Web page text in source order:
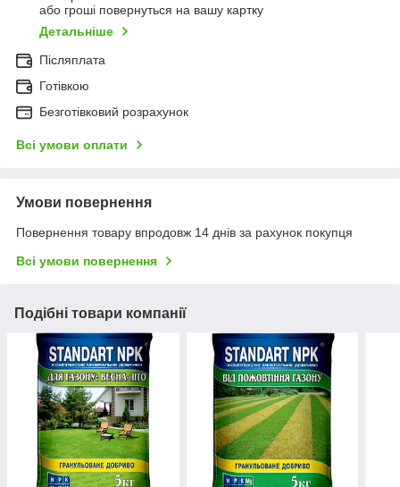
або гроші повернуться на вашу картку
Детальніше
Післяплата
Готівкою
Безготівковий розрахунок
Всі умови оплати
Умови повернення
Повернення товару впродовж 14 днів за рахунок покупця
Всі умови повернення
Подібні товари компанії